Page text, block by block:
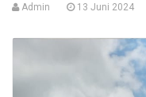
Admin 13 Juni 2024